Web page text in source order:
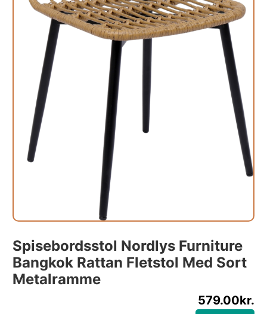
Spisebordsstol Nordlys Furniture
Bangkok Rattan Fletstol Med Sort
Metalramme
579.00kr.